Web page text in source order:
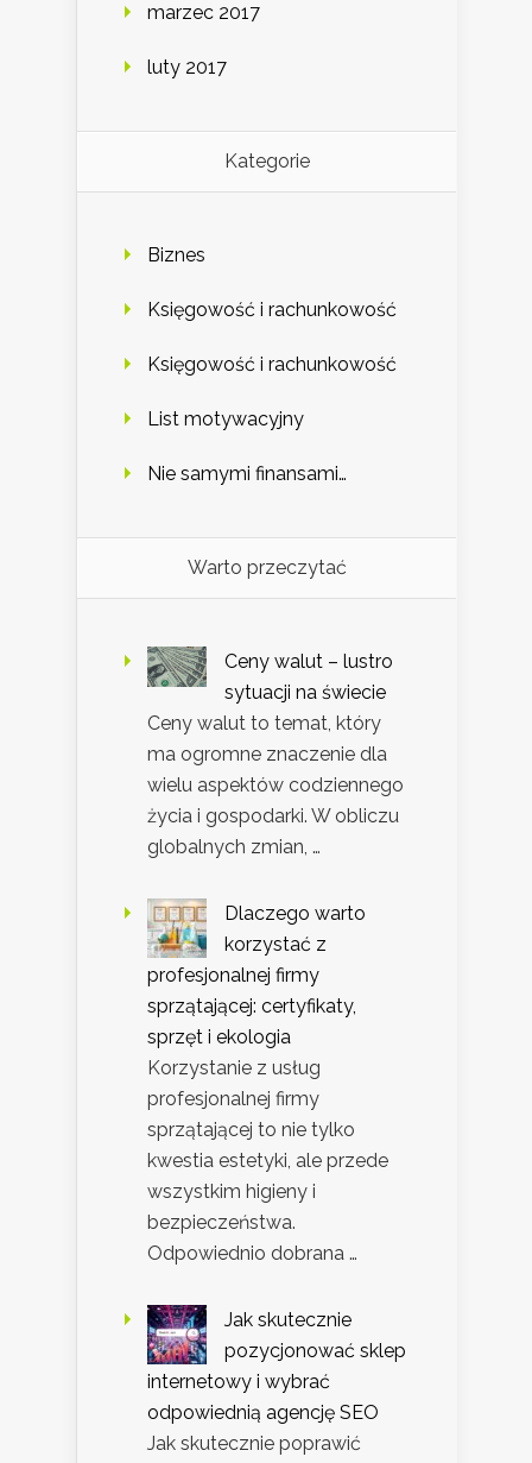
marzec 2017
luty 2017
Kategorie
Biznes
Księgowość i rachunkowość
Księgowość i rachunkowość
List motywacyjny
Nie samymi finansami…
Warto przeczytać
Ceny walut – lustro
sytuacji na świecie
Ceny walut to temat, który
ma ogromne znaczenie dla
wielu aspektów codziennego
życia i gospodarki. W obliczu
globalnych zmian, …
Dlaczego warto
korzystać z
profesjonalnej firmy
sprzątającej: certyfikaty,
sprzęt i ekologia
Korzystanie z usług
profesjonalnej firmy
sprzątającej to nie tylko
kwestia estetyki, ale przede
wszystkim higieny i
bezpieczeństwa.
Odpowiednio dobrana …
Jak skutecznie
pozycjonować sklep
internetowy i wybrać
odpowiednią agencję SEO
Jak skutecznie poprawić